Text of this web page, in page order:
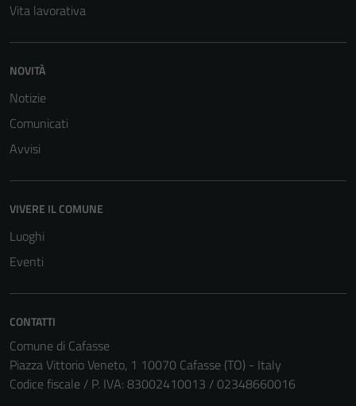
Vita lavorativa
NOVITÀ
Notizie
Comunicati
Avvisi
VIVERE IL COMUNE
Luoghi
Eventi
CONTATTI
Comune di Cafasse
Piazza Vittorio Veneto, 1 10070 Cafasse (TO) - Italy
Codice fiscale / P. IVA: 83002410013 / 02348660016